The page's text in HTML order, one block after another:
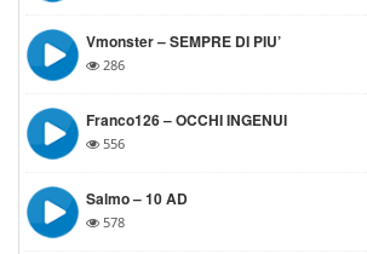
Vmonster – SEMPRE DI PIU’
286
Franco126 – OCCHI INGENUI
556
Salmo – 10 AD
578